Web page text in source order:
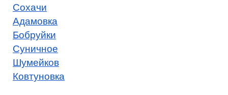
Сохачи
Адамовка
Бобруйки
Суничное
Шумейков
Ковтуновка